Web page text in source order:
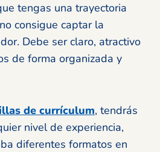
tengas una trayectoria
consigue captar la
Debe ser claro, atractivo
de forma organizada y
de currículum, tendrás
nivel de experiencia,
diferentes formatos en